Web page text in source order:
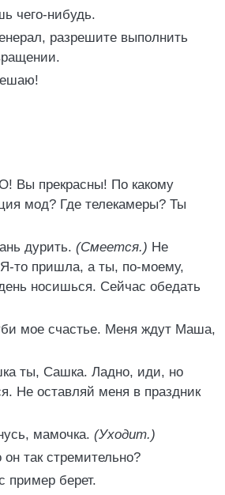
чего-нибудь.
разрешите выполнить
Вы прекрасны! По какому
мод? Где телекамеры? Ты
дурить. (Смеется.) Не
то пришла, а ты, по-моему,
носишься. Сейчас обедать
мое счастье. Меня ждут Маша,
ты, Сашка. Ладно, иди, но
Не оставляй меня в праздник
мамочка. (Уходит.)
он так стремительно?
пример берет.